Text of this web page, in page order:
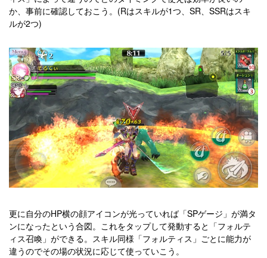
か、事前に確認しておこう。 (Rはスキルが1つ、SR、SSRはスキ
ルが2つ)
更に自分のHP横の顔アイコンが光っていれば「SPゲージ」が満タ
ンになったという合図。これをタップして発動すると「フォルテ
ィス召喚」ができる。スキル同様「フォルティス」ごとに能力が
違うのでその場の状況に応じて使っていこう。